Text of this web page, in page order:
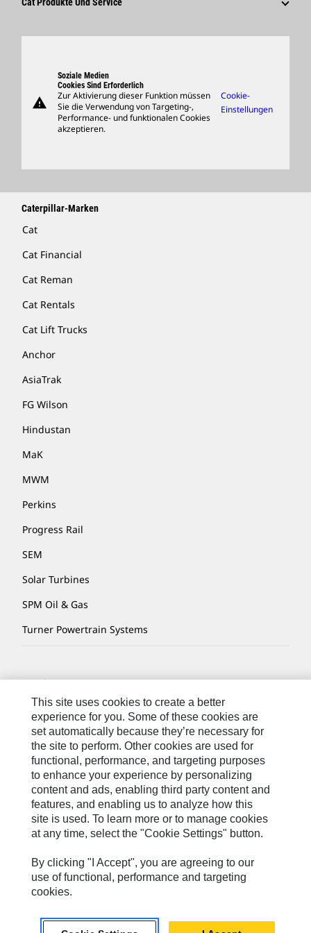
Support
Merchandise
Händler Suchen
warning
Soziale Medien
Cookies Sind Erforderlich
Zur Aktivierung dieser Funktion müssen
Sie die Verwendung von Targeting-,
Performance- und funktionalen Cookies
akzeptieren.
Cookie-
Einstellungen
Caterpillar-Marken
Cat
Cat Financial
Cat Reman
Cat Rentals
Cat Lift Trucks
Anchor
AsiaTrak
FG Wilson
Hindustan
MaK
MWM
Perkins
Progress Rail
SEM
Solar Turbines
SPM Oil & Gas
Turner Powertrain Systems
Kontakt/Imprint
Sitemap
Cookie Settings
Rechtliche Hinweise
Datenschutzerklärung
Cat.com
Caterpillar © 2026. Alle Rechte vorbehalten.
This site uses cookies to create a better
experience for you. Some of these cookies are
set automatically because they’re necessary for
the site to perform. Other cookies are used for
functional, performance, and targeting purposes
to enhance your experience by personalizing
content and ads, enabling third party content and
features, and enabling us to analyze how this
site is used. To learn more or to manage cookies
at any time, select the "Cookie Settings" button.
By clicking "I Accept", you are agreeing to our
use of functional, performance and targeting
cookies.